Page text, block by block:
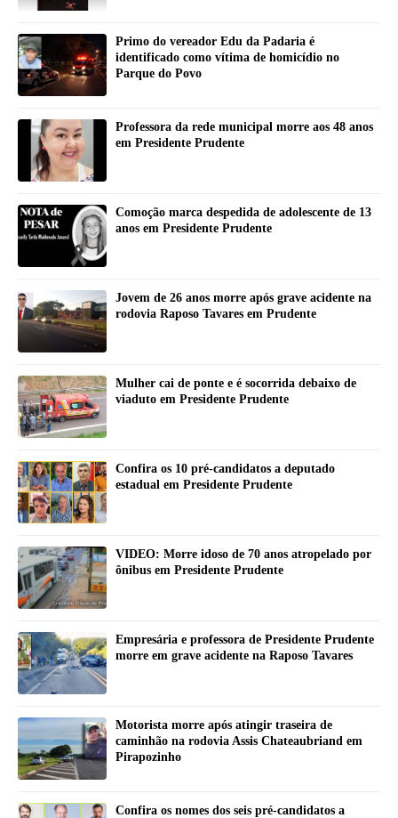
Primo do vereador Edu da Padaria é
identificado como vítima de homicídio no
Parque do Povo
Professora da rede municipal morre aos 48 anos
em Presidente Prudente
Comoção marca despedida de adolescente de 13
anos em Presidente Prudente
Jovem de 26 anos morre após grave acidente na
rodovia Raposo Tavares em Prudente
Mulher cai de ponte e é socorrida debaixo de
viaduto em Presidente Prudente
Confira os 10 pré-candidatos a deputado
estadual em Presidente Prudente
VIDEO: Morre idoso de 70 anos atropelado por
ônibus em Presidente Prudente
Empresária e professora de Presidente Prudente
morre em grave acidente na Raposo Tavares
Motorista morre após atingir traseira de
caminhão na rodovia Assis Chateaubriand em
Pirapozinho
Confira os nomes dos seis pré-candidatos a